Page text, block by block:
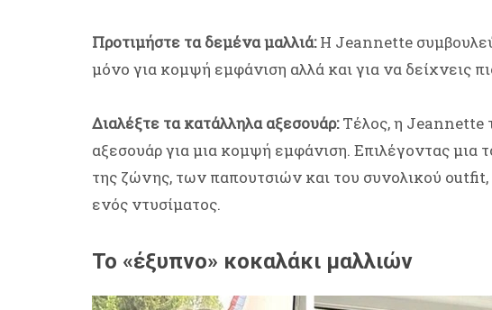
Προτιμήστε τα δεμένα μαλλιά:Η Jeannette
μόνο για κομψή εμφάνιση αλλά και για να δείχνεις
Διαλέξτε τα κατάλληλα αξεσουάρ:Τέλος, η Jeannette
αξεσουάρ για μια κομψή εμφάνιση. Επιλέγοντας
της ζώνης, των παπουτσιών και του συνολικού outfit,
ενός ντυσίματος.
Το «έξυπνο» κοκαλάκι μαλλιών